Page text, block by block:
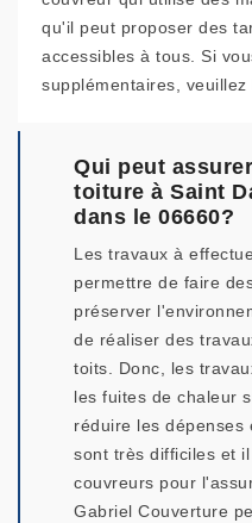
qu'il peut proposer des
accessibles à tous. Si
supplémentaires,
Qui peut
toiture à Saint
dans le 06660?
Les travaux à
permettre de faire
préserver
de réaliser des
toits. Donc, les
les fuites de chaleur
réduire les dépenses
sont très difficiles et
couvreurs pour
Gabriel Couverture